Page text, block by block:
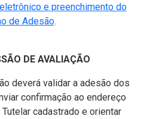
e preenchimento do
de Adesão(Abre em nova janela)
.
DE AVALIAÇÃO
deverá validar a adesão dos
confirmação ao endereço
cadastrado e orientar